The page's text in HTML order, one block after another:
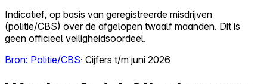
Indicatief, op basis van geregistreerde misdrijven
(politie/CBS) over de afgelopen twaalf maanden. Dit is
geen officieel veiligheidsoordeel.
Bron: Politie/CBS· Cijfers t/m juni 2026